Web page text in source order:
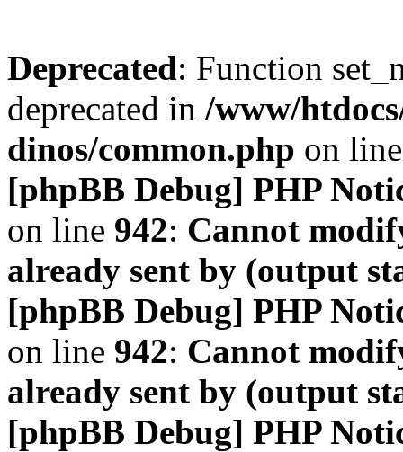
Deprecated: Function
deprecated in /www/
dinos/common.php on
[phpBB Debug] PHP
on line 942: Cannot
already sent by (output
[phpBB Debug] PHP
on line 942: Cannot
already sent by (output
[phpBB Debug] PHP